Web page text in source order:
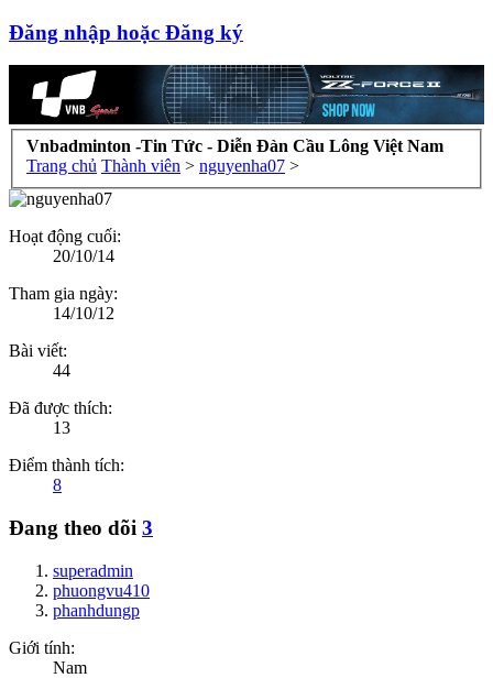
Đăng nhập hoặc Đăng ký
Vnbadminton -Tin Tức - Diễn Đàn Cầu Lông Việt Nam
Trang chủ Thành viên > nguyenha07 >
Hoạt động cuối:
20/10/14
Tham gia ngày:
14/10/12
Bài viết:
44
Đã được thích:
13
Điểm thành tích:
8
Đang theo dõi 3
superadmin
phuongvu410
phanhdungp
Giới tính:
Nam